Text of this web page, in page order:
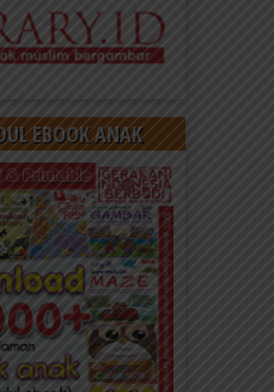
EBOOK ANAK